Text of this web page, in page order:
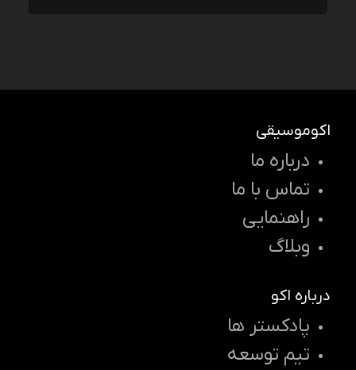
اکوموسیقی
درباره ما
تماس با ما
راهنمایی
وبلاگ
درباره اکو
پادکستر ها
تیم توسعه